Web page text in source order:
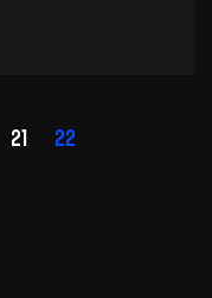
21 22